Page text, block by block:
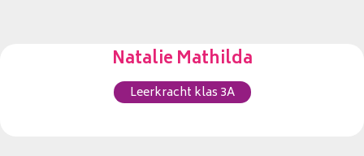
Natalie Mathilda
Leerkracht klas 3A